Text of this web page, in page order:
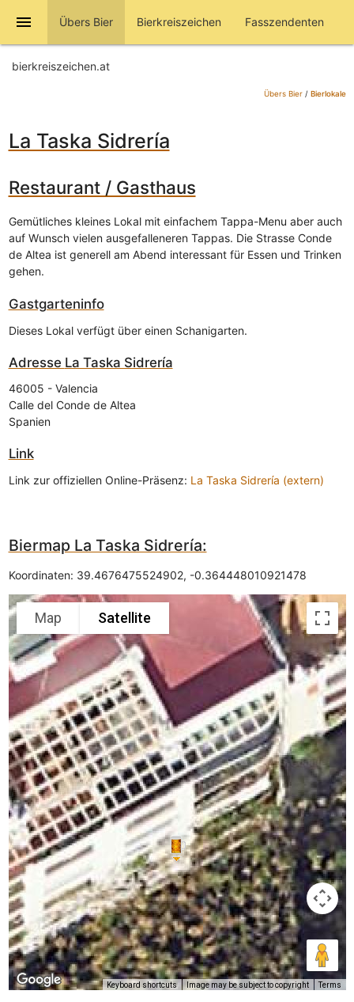
menu Übers Bier Bierkreiszeichen Fasszendenten
bierkreiszeichen.at
Übers Bier/ Bierlokale
La Taska Sidrería
Restaurant / Gasthaus
Gemütliches kleines Lokal mit einfachem Tappa-Menu aber auch
auf Wunsch vielen ausgefalleneren Tappas. Die Strasse Conde
de Altea ist generell am Abend interessant für Essen und Trinken
gehen.
Gastgarteninfo
Dieses Lokal verfügt über einen Schanigarten.
Adresse La Taska Sidrería
46005 - Valencia
Calle del Conde de Altea
Spanien
Link
Link zur offiziellen Online-Präsenz: La Taska Sidrería (extern)
Biermap La Taska Sidrería:
Koordinaten: 39.4676475524902, -0.364448010921478
Map Satellite
Keyboard shortcuts Image may be subject to copyright Terms